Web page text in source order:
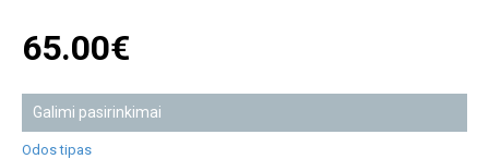
65.00€
Galimi pasirinkimai
Odos tipas